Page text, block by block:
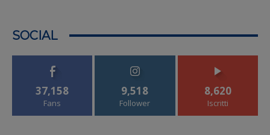
SOCIAL
37,158
Fans
9,518
Follower
8,620
Iscritti